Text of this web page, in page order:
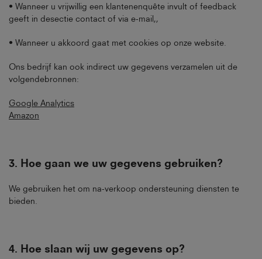
• Wanneer u vrijwillig een klantenenquête invult of feedback
geeft in desectie contact of via e-mail,,
• Wanneer u akkoord gaat met cookies op onze website.
Ons bedrijf kan ook indirect uw gegevens verzamelen uit de
volgendebronnen:
Google Analytics
Amazon
3. Hoe gaan we uw gegevens gebruiken?
We gebruiken het om na-verkoop ondersteuning diensten te
bieden.
4. Hoe slaan wij uw gegevens op?